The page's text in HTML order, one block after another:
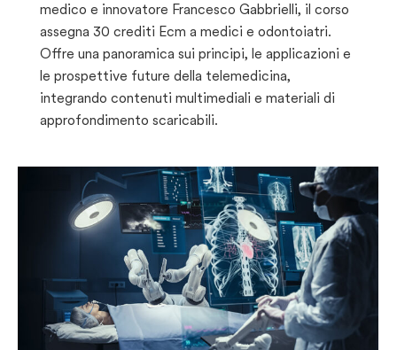
medico e innovatore Francesco Gabbrielli, il corso
assegna 30 crediti Ecm a medici e odontoiatri.
Offre una panoramica sui principi, le applicazioni e
le prospettive future della telemedicina,
integrando contenuti multimediali e materiali di
approfondimento scaricabili.